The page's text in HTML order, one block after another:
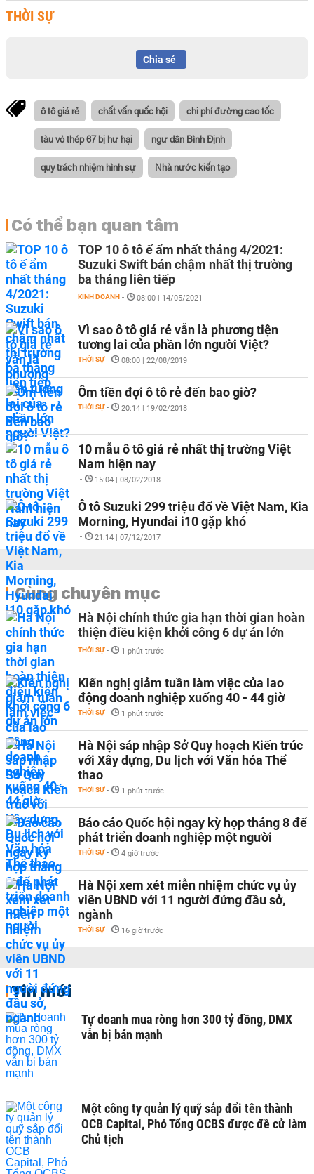
THỜI SỰ
Chia sẻ
ô tô giá rẻ chất vấn quốc hội chi phí đường cao tốc
tàu vỏ thép 67 bị hư hại ngư dân Bình Định
quy trách nhiệm hình sự Nhà nước kiến tạo
Có thể bạn quan tâm
TOP 10 ô tô ế ẩm nhất tháng 4/2021:
Suzuki Swift bán chậm nhất thị trường
ba tháng liên tiếp
KINH DOANH - 08:00 | 14/05/2021
Vì sao ô tô giá rẻ vẫn là phương tiện
tương lai của phần lớn người Việt?
THỜI SỰ - 08:00 | 22/08/2019
Ôm tiền đợi ô tô rẻ đến bao giờ?
THỜI SỰ - 20:14 | 19/02/2018
10 mẫu ô tô giá rẻ nhất thị trường Việt
Nam hiện nay
- 15:04 | 08/02/2018
Ô tô Suzuki 299 triệu đổ về Việt Nam, Kia
Morning, Hyundai i10 gặp khó
- 21:14 | 07/12/2017
Cùng chuyên mục
Hà Nội chính thức gia hạn thời gian hoàn
thiện điều kiện khởi công 6 dự án lớn
THỜI SỰ - 1 phút trước
Kiến nghị giảm tuần làm việc của lao
động doanh nghiệp xuống 40 - 44 giờ
THỜI SỰ - 1 phút trước
Hà Nội sáp nhập Sở Quy hoạch Kiến trúc
với Xây dựng, Du lịch với Văn hóa Thể
thao
THỜI SỰ - 1 phút trước
Báo cáo Quốc hội ngay kỳ họp tháng 8 để
phát triển doanh nghiệp một người
THỜI SỰ - 4 giờ trước
Hà Nội xem xét miễn nhiệm chức vụ ủy
viên UBND với 11 người đứng đầu sở,
ngành
THỜI SỰ - 16 giờ trước
Tin mới
Tự doanh mua ròng hơn 300 tỷ đồng, DMX
vẫn bị bán mạnh
Một công ty quản lý quỹ sắp đổi tên thành
OCB Capital, Phó Tổng OCBS được đề cử làm
Chủ tịch